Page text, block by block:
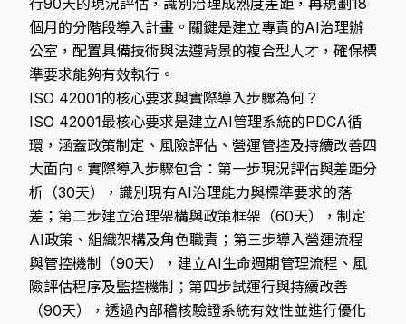
行90天的現況評估，識別治理成熟度差距，再規劃18
個月的分階段導入計畫。關鍵是建立專責的AI治理辦
公室，配置具備技術與法遵背景的複合型人才，確保標
準要求能夠有效執行。
ISO 42001的核心要求與實際導入步驟為何？
ISO 42001最核心要求是建立AI管理系統的PDCA循
環，涵蓋政策制定、風險評估、營運管控及持續改善四
大面向。實際導入步驟包含：第一步現況評估與差距分
析（30天），識別現有AI治理能力與標準要求的落
差；第二步建立治理架構與政策框架（60天），制定
AI政策、組織架構及角色職責；第三步導入營運流程
與管控機制（90天），建立AI生命週期管理流程、風
險評估程序及監控機制；第四步試運行與持續改善
（90天），透過內部稽核驗證系統有效性並進行優化